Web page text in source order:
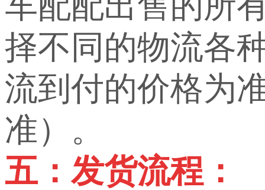
择不同的物流各
流到付的价格为
准）。
五：发货流程：